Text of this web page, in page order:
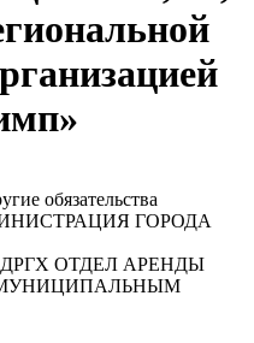
обязательства
ГОРОДА
*ДРГХ ОТДЕЛ АРЕНДЫ